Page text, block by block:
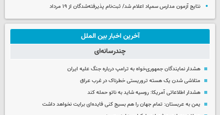
نتایج آزمون مدارس سمپاد اعلام شد/ ثبت‌نام پذیرفته‌شدگان از ۱۹ مرداد
آخرین اخبار بین الملل
چندرسانه‌ای
هشدار نمایندگان جمهوری‌خواه به ترامپ درباره جنگ علیه ایران
متلاشی شدن یک هسته تروریستی خطرناک در غرب عراق
هشدار اطلاعاتی آمریکا: روسیه شاید به ناتو حمله کند
یمن به عربستان: تمام جهان را هم بسیج کنی فایده‌ای برایت نخواهد داشت